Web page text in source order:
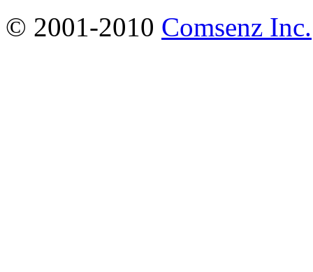
© 2001-2010 Comsenz Inc.